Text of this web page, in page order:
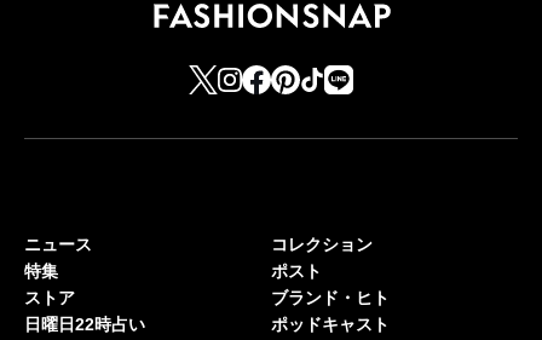
ニュース
特集
ストア
日曜日22時占い
コレクション
ポスト
ブランド・ヒト
ポッドキャスト